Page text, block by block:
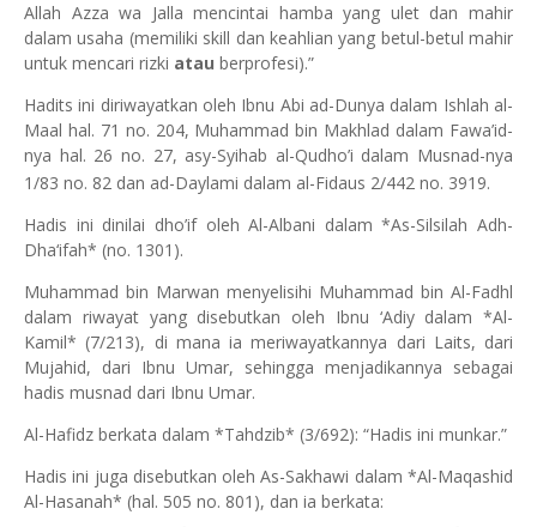
Allah Azza wa Jalla mencintai hamba yang ulet dan mahir
dalam usaha (memiliki skill dan keahlian yang betul-betul mahir
untuk mencari rizki atau berprofesi).”
Hadits ini diriwayatkan oleh Ibnu Abi ad-Dunya dalam Ishlah al-
Maal hal. 71 no. 204, Muhammad bin Makhlad dalam Fawa’id-
nya hal. 26 no. 27, asy-Syihab al-Qudho’i dalam Musnad-nya
1/83 no. 82 dan ad-Daylami dalam al-Fidaus 2/442 no. 3919.
Hadis ini dinilai dho’if oleh Al-Albani dalam *As-Silsilah Adh-
Dha‘ifah* (no. 1301).
Muhammad bin Marwan menyelisihi Muhammad bin Al-Fadhl
dalam riwayat yang disebutkan oleh Ibnu ‘Adiy dalam *Al-
Kamil* (7/213), di mana ia meriwayatkannya dari Laits, dari
Mujahid, dari Ibnu Umar, sehingga menjadikannya sebagai
hadis musnad dari Ibnu Umar.
Al-Hafidz berkata dalam *Tahdzib* (3/692): “Hadis ini munkar.”
Hadis ini juga disebutkan oleh As-Sakhawi dalam *Al-Maqashid
Al-Hasanah* (hal. 505 no. 801), dan ia berkata: